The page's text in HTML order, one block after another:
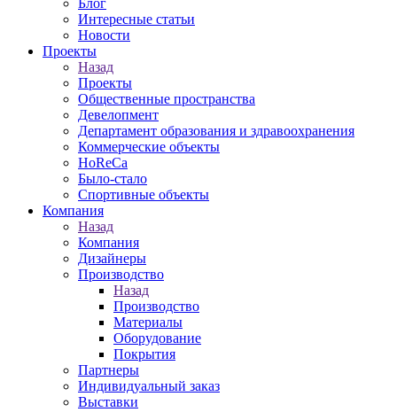
Блог
Интересные статьи
Новости
Проекты
Назад
Проекты
Общественные пространства
Девелопмент
Департамент образования и здравоохранения
Коммерческие объекты
HoReCa
Было-стало
Спортивные объекты
Компания
Назад
Компания
Дизайнеры
Производство
Назад
Производство
Материалы
Оборудование
Покрытия
Партнеры
Индивидуальный заказ
Выставки